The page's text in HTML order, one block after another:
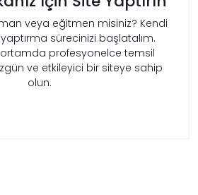
veya eğitmen misiniz? Kendi
sürecinizi başlatalım.
ortamda profesyonelce temsil
ve etkileyici bir siteye sahip
olun.